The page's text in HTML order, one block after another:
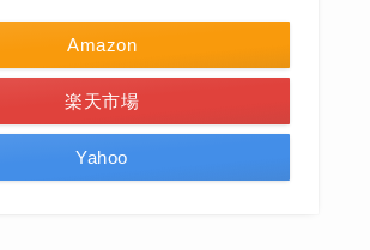
Amazon
楽天市場
Yahoo